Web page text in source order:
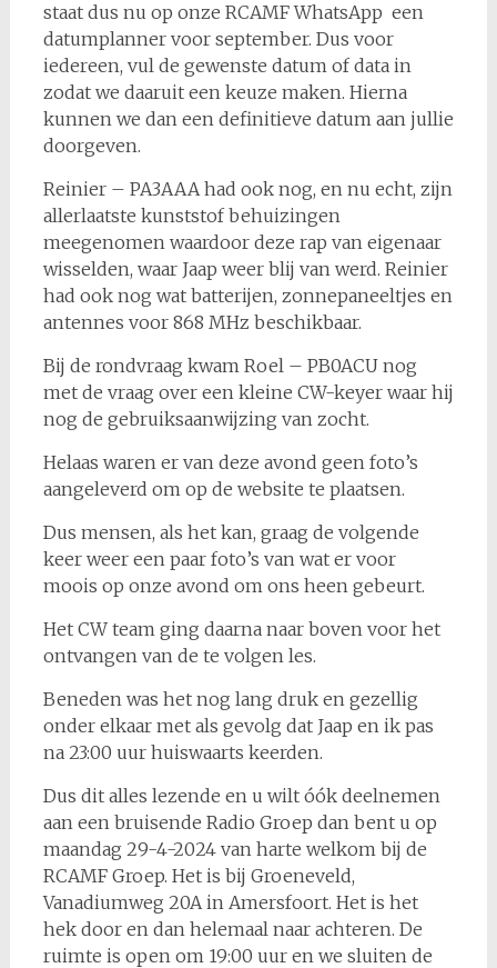
staat dus nu op onze RCAMF WhatsApp een
datumplanner voor september. Dus voor
iedereen, vul de gewenste datum of data in
zodat we daaruit een keuze maken. Hierna
kunnen we dan een definitieve datum aan jullie
doorgeven.
Reinier – PA3AAA had ook nog, en nu echt, zijn
allerlaatste kunststof behuizingen
meegenomen waardoor deze rap van eigenaar
wisselden, waar Jaap weer blij van werd. Reinier
had ook nog wat batterijen, zonnepaneeltjes en
antennes voor 868 MHz beschikbaar.
Bij de rondvraag kwam Roel – PB0ACU nog
met de vraag over een kleine CW-keyer waar hij
nog de gebruiksaanwijzing van zocht.
Helaas waren er van deze avond geen foto’s
aangeleverd om op de website te plaatsen.
Dus mensen, als het kan, graag de volgende
keer weer een paar foto’s van wat er voor
moois op onze avond om ons heen gebeurt.
Het CW team ging daarna naar boven voor het
ontvangen van de te volgen les.
Beneden was het nog lang druk en gezellig
onder elkaar met als gevolg dat Jaap en ik pas
na 23:00 uur huiswaarts keerden.
Dus dit alles lezende en u wilt óók deelnemen
aan een bruisende Radio Groep dan bent u op
maandag 29-4-2024 van harte welkom bij de
RCAMF Groep. Het is bij Groeneveld,
Vanadiumweg 20A in Amersfoort. Het is het
hek door en dan helemaal naar achteren. De
ruimte is open om 19:00 uur en we sluiten de